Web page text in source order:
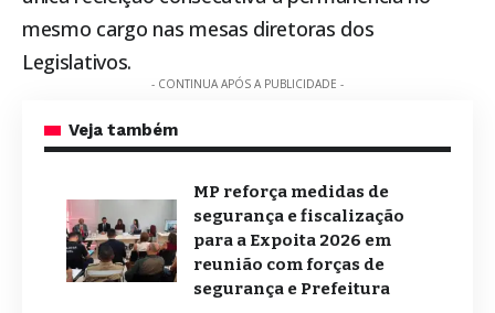
mesmo cargo nas mesas diretoras dos
Legislativos.
- CONTINUA APÓS A PUBLICIDADE -
Veja também
MP reforça medidas de
segurança e fiscalização
para a Expoita 2026 em
reunião com forças de
segurança e Prefeitura